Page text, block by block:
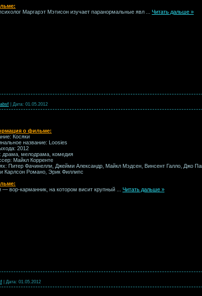
Маргарэт Мэтисон изучает паранормальные явл
Читать дальше »
Дата: 01.05.2012
о фильме:
Косяки
название: Loosies
2012
драма, мелодрама, комедия
Майкл Корренте
Питер Фачинелли, Джейми Александр, Майкл Мэдсен, Винсент Галло, Джо
Карлсон Романо, Эрик Филлипс
— вор-карманник, на котором висит крупный
Читать дальше »
Дата: 01.05.2012